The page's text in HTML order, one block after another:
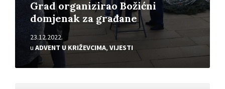
Grad organizirao Božićni
domjenak za građane
23.12.2022.
u ADVENT U KRIŽEVCIMA, VIJESTI